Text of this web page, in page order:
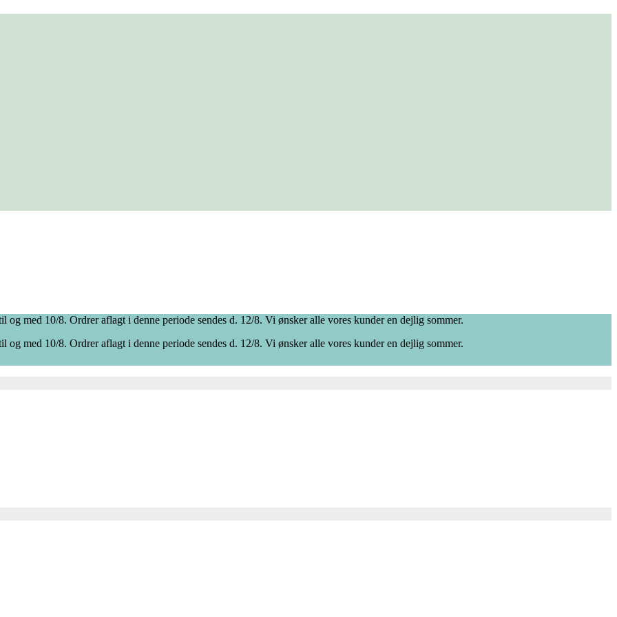
med 10/8. Ordrer aflagt i denne periode sendes d. 12/8. Vi ønsker alle vores kunder en dejlig sommer.
med 10/8. Ordrer aflagt i denne periode sendes d. 12/8. Vi ønsker alle vores kunder en dejlig sommer.